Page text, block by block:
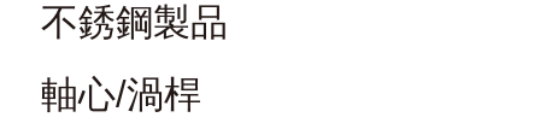
不銹鋼製品
軸心/渦桿